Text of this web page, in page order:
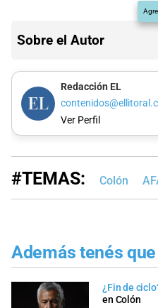
Sobre el Autor
Redacción EL
Ver Perfil
#TEMAS: Colón
Además tenés
¿Fin de
en Colón